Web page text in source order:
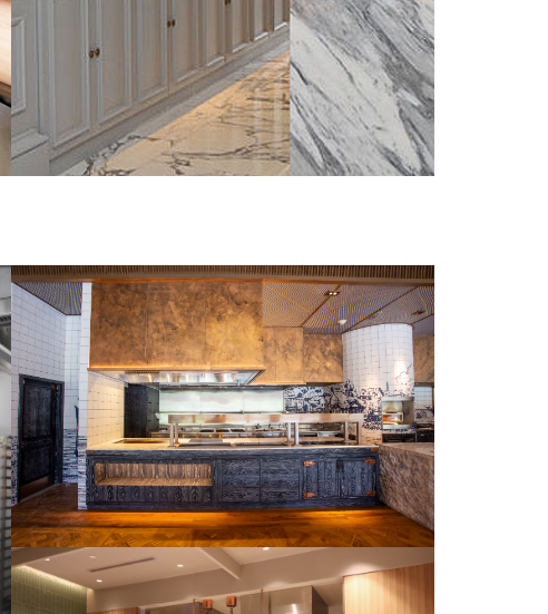
ANDAZ RESORT PATTAYA | NOVEMBER 2022